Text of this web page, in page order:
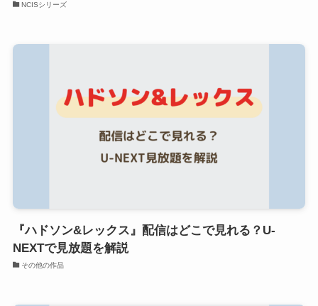
NCISシリーズ
『ハドソン&レックス』配信はどこで見れる？U-
NEXTで見放題を解説
その他の作品